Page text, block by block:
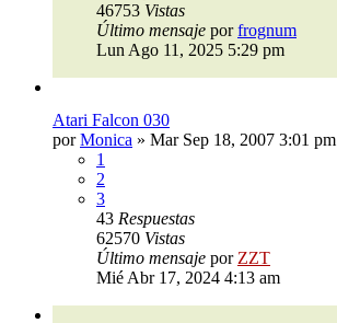
46753 Vistas
Último mensaje porfrognum
Lun Ago 11, 2025 5:29 pm
Atari Falcon 030
porMonica » Mar Sep 18, 2007 3:01 pm
1
2
3
43 Respuestas
62570 Vistas
Último mensaje por ZZT
Mié Abr 17, 2024 4:13 am